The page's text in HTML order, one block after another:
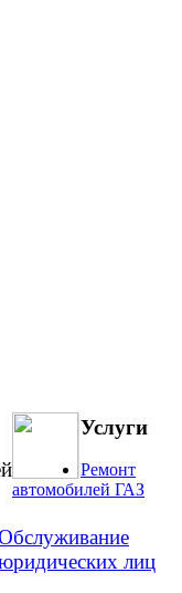
лиц
Услуги
Ремонт
автомобилей ГАЗ